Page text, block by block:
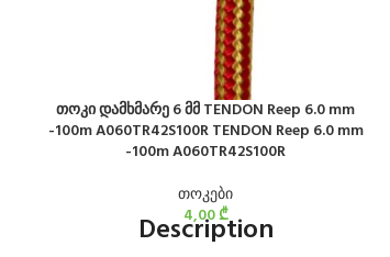
თოკი დამხმარე 6 მმ TENDON Reep 6.0 mm
-100m A060TR42S100R TENDON Reep 6.0 mm
-100m A060TR42S100R
თოკები
4,00₾
Description